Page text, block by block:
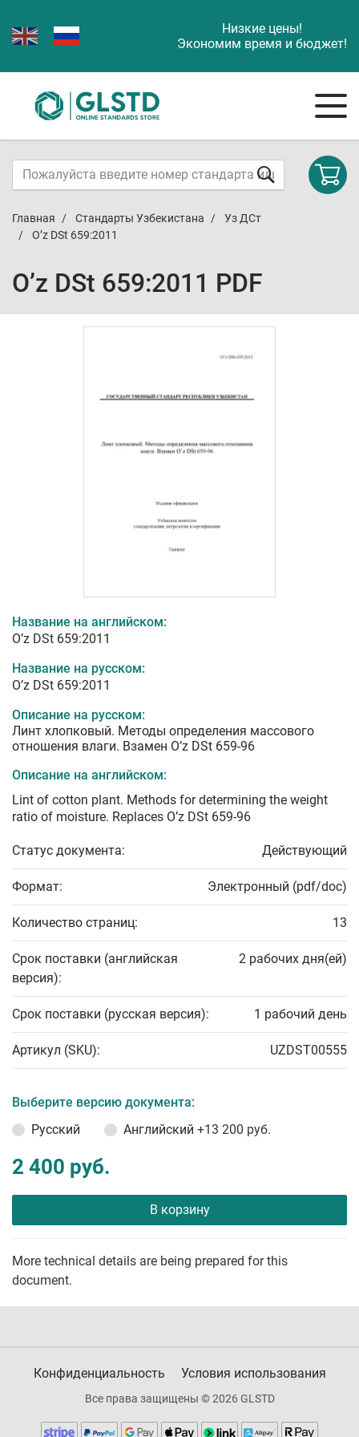
Низкие цены!
Экономим время и бюджет!
Главная Стандарты Узбекистана
Уз ДСт
O’z DSt 659:2011
O’z DSt 659:2011 PDF
Название на английском:
O’z DSt 659:2011
Название на русском:
O’z DSt 659:2011
Описание на русском:
Линт хлопковый. Методы определения массового
отношения влаги. Взамен O’z DSt 659-96
Описание на английском:
Lint of cotton plant. Methods for determining the weight
ratio of moisture. Replaces O’z DSt 659-96
Статус документа: Действующий
Формат: Электронный (pdf/doc)
Количество страниц: 13
Срок поставки (английская
версия):
2 рабочих дня(ей)
Срок поставки (русская версия): 1 рабочий день
Артикул (SKU): UZDST00555
Выберите версию документа:
Русский
Английский +13 200 руб.
2 400 руб.
В корзину
More technical details are being prepared for this
document.
Конфиденциальность Условия использования
Все права защищены © 2026 GLSTD